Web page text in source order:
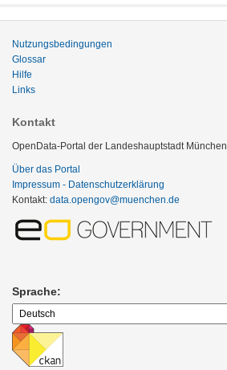
Nutzungsbedingungen
Glossar
Hilfe
Links
Kontakt
OpenData-Portal der Landeshauptstadt München
Über das Portal
Impressum - Datenschutzerklärung
Kontakt: data.opengov@muenchen.de
Sprache